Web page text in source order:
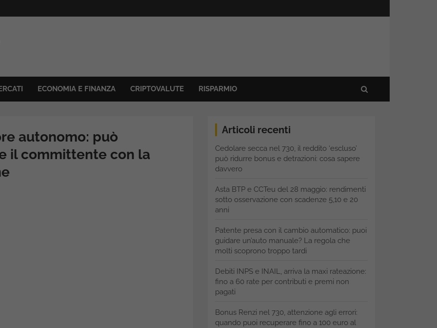
ECONOMIA E FINANZA CRIPTOVALUTE RISPARMIO
autonomo: può
il committente con la
Articoli recenti
Cedolare secca nel 730, il reddito ‘escluso’
può ridurre bonus e detrazioni: cosa sapere
davvero
Asta BTP e CCTeu del 28 maggio: rendimenti
sotto osservazione con scadenze 5,10 e 20
anni
Patente presa con il cambio automatico: puoi
guidare un’auto manuale? La regola che
molti scoprono troppo tardi
Debiti INPS e INAIL, arriva la maxi rateazione:
fino a 60 rate per contributi e premi non
pagati
Bonus Renzi nel 730, attenzione agli errori:
quando puoi recuperare fino a 100 euro al